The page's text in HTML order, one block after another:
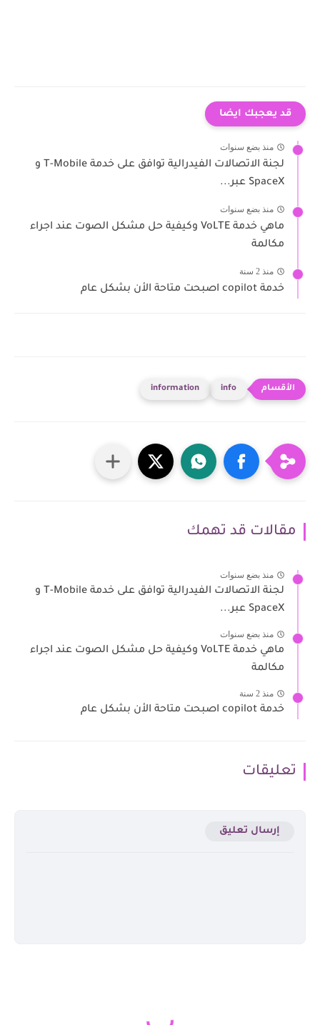
قد يعجبك ايضا
منذ بضع سنوات
لجنة الاتصالات الفيدرالية توافق على خدمة T-Mobile و
SpaceX عبر...
منذ بضع سنوات
ماهي خدمة VoLTE وكيفية حل مشكل الصوت عند اجراء
مكالمة
منذ 2 سنة
خدمة copilot اصبحت متاحة الأن بشكل عام
info
information
مقالات قد تهمك
منذ بضع سنوات
لجنة الاتصالات الفيدرالية توافق على خدمة T-Mobile و
SpaceX عبر...
منذ بضع سنوات
ماهي خدمة VoLTE وكيفية حل مشكل الصوت عند اجراء
مكالمة
منذ 2 سنة
خدمة copilot اصبحت متاحة الأن بشكل عام
تعليقات
إرسال تعليق